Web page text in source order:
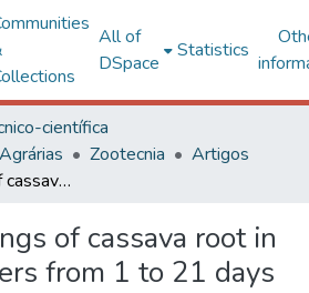
All of
DSpace
Statistics
científica
Zootecnia
Artigos
Whole scrapings of cassava root in diets for broilers from 1 to 21 days of age
of cassava root in
from 1 to 21 days